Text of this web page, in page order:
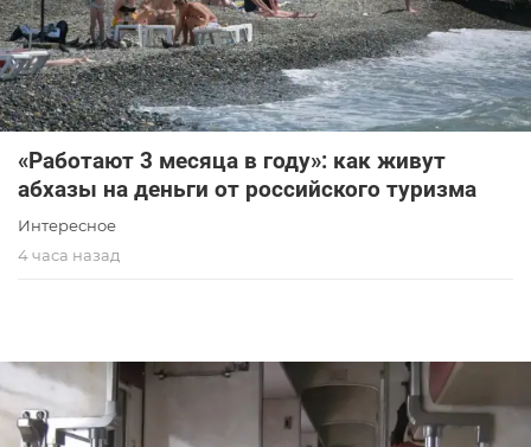
«Работают 3 месяца в году»: как живут
абхазы на деньги от российского туризма
Интересное
4 часа назад